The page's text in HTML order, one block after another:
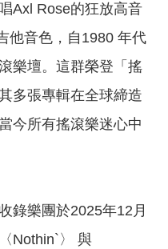
Axl Rose的狂放高音
他音色，自1980 年代
樂壇。這群榮登「搖
多張專輯在全球締造
今所有搖滾樂迷心中
錄樂團於2025年12月
Nothin`〉 與